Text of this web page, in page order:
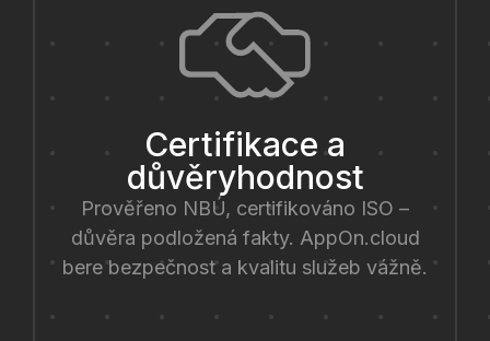
Certifikace a
důvěryhodnost
Prověřeno NBÚ, certifikováno ISO –
důvěra podložená fakty. AppOn.cloud
bere bezpečnost a kvalitu služeb vážně.